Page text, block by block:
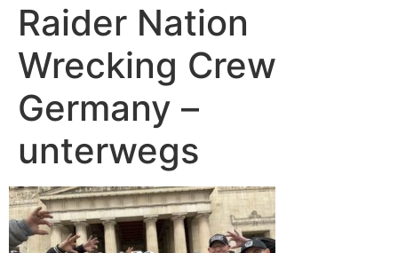
Raider Nation
Wrecking Crew
Germany –
unterwegs